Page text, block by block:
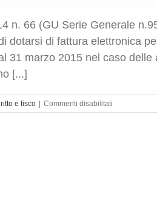
n. 66 (GU Serie Generale
dotarsi di fattura elettronica
31 marzo 2015 nel caso
[...]
e fisco Commenti disabilitati
Fattura